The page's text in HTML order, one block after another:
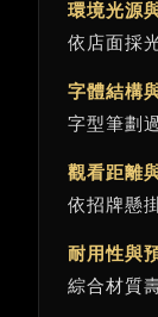
環境光源
依店面採
字體結構
字型筆劃
觀看距離
依招牌懸
耐用性與
綜合材質